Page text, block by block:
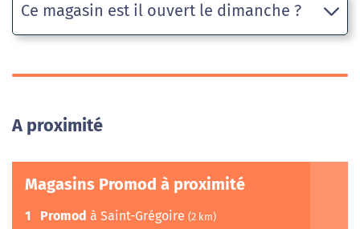
Ce magasin est il ouvert le dimanche ?
A proximité
Magasins Promod à proximité
1 Promod à Saint-Grégoire (2 km)